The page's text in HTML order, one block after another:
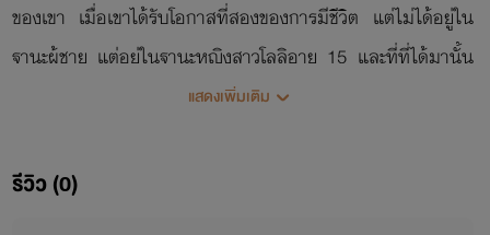
ของเขา เมื่อเขาได้รับโอกาสที่สองของการมีชีวิต แต่ไม่ได้อยู่ใน
ฐานะผู้ชาย แต่อยู่ในฐานะหญิงสาวโลลิอายุ 15 และที่ที่ได้มานั้น
คือต่างโลกแฟนตาซีตามที่เขาได้อ่านพบเจอในโนเวลที่นิยมใน
เอาซะเลย กับการมาอยู่ที่โลกนี้ ไม่สิ มันช่างโหดร้ายซะมากกว่า
แสดงเพิ่มเติม
รีวิว (0)